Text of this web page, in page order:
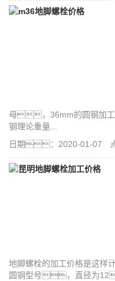
母，36mm的圆钢加
钢理论重量...
日期：2020-01-07
地脚螺栓的加工价格是这
圆钢型号，直径为